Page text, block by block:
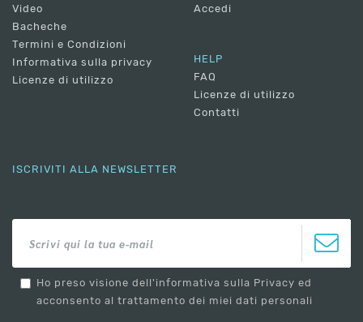
Video
Bacheche
Termini e Condizioni
Informativa sulla privacy
Licenze di utilizzo
Accedi
HELP
FAQ
Licenze di utilizzo
Contatti
ISCRIVITI ALLA NEWSLETTER
Ho preso visione dell'informativa sulla Privacy ed
acconsento al trattamento dei miei dati personali